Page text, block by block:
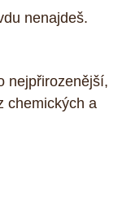
nenajdeš.
nejpřirozenější,
chemických a